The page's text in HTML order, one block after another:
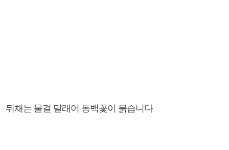
뒤채는 물결 달래어 동백꽃이 붉습니다